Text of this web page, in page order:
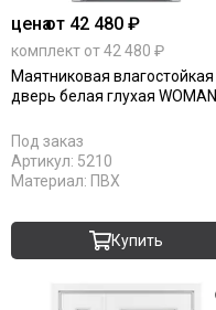
ценаот 42 480 ₽
комплект от 42 480 ₽
Маятниковая влагостойкая
дверь белая глухая WOMAN
Под заказ
Артикул: 5210
Материал: ПВХ
Купить